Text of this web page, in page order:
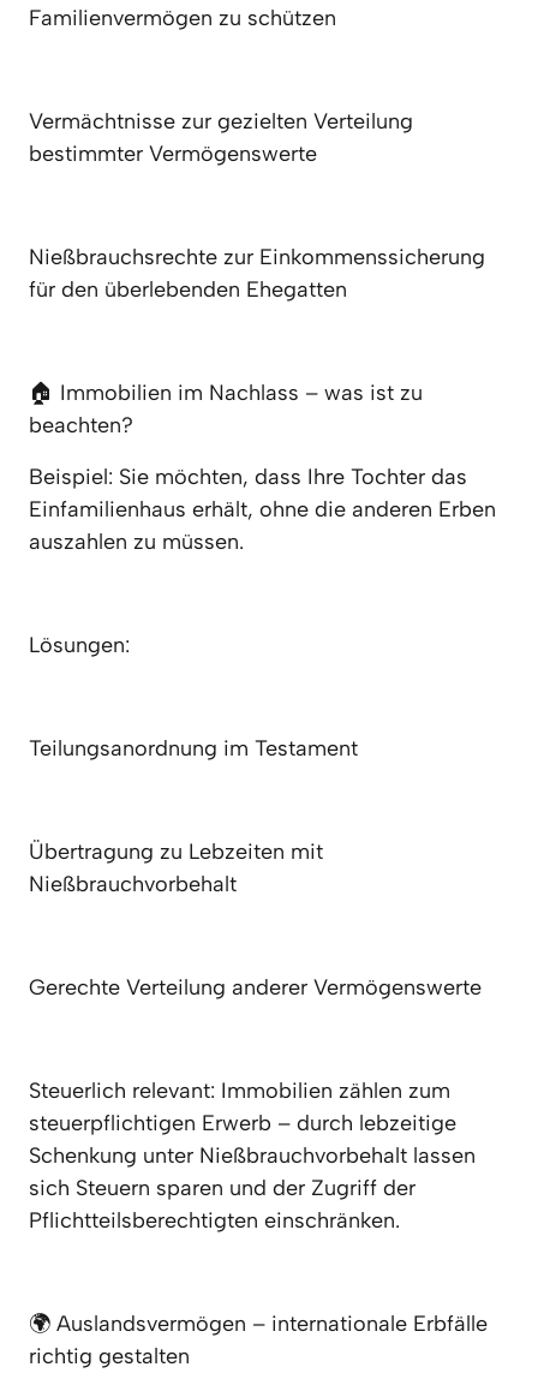
Familienvermögen zu schützen
Vermächtnisse zur gezielten Verteilung
bestimmter Vermögenswerte
Nießbrauchsrechte zur Einkommenssicherung
für den überlebenden Ehegatten
🏠 Immobilien im Nachlass – was ist zu
beachten?
Beispiel: Sie möchten, dass Ihre Tochter das
Einfamilienhaus erhält, ohne die anderen Erben
auszahlen zu müssen.
Lösungen:
Teilungsanordnung im Testament
Übertragung zu Lebzeiten mit
Nießbrauchvorbehalt
Gerechte Verteilung anderer Vermögenswerte
Steuerlich relevant: Immobilien zählen zum
steuerpflichtigen Erwerb – durch lebzeitige
Schenkung unter Nießbrauchvorbehalt lassen
sich Steuern sparen und der Zugriff der
Pflichtteilsberechtigten einschränken.
🌍 Auslandsvermögen – internationale Erbfälle
richtig gestalten